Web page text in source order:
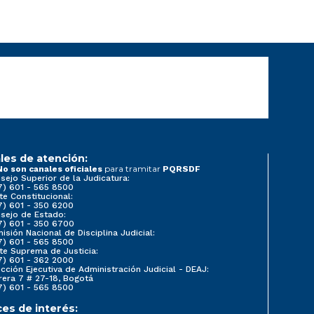
de atención:
son canales oficiales para tramitar PQRSDF
Superior de la Judicatura:
601 - 565 8500
Constitucional:
601 - 350 6200
de Estado:
601 - 350 6700
Nacional de Disciplina Judicial:
601 - 565 8500
Suprema de Justicia:
601 - 362 2000
Ejecutiva de Administración Judicial - DEAJ:
7 # 27-18, Bogotá
601 - 565 8500
de interés: